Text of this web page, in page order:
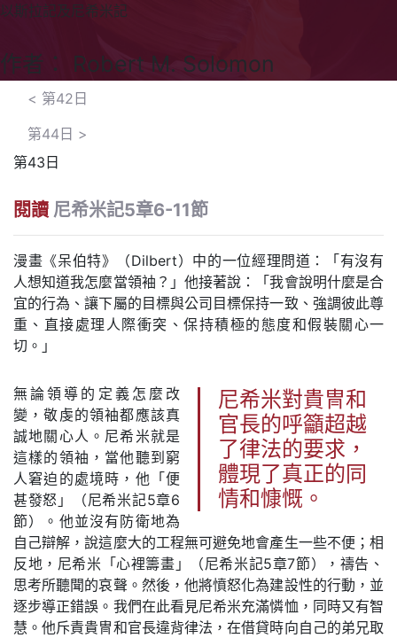
以斯拉記及尼希米記
作者： Robert M. Solomon
< 第42日
第44日 >
第43日
閱讀 尼希米記5章6-11節
漫畫《呆伯特》（Dilbert）中的一位經理問道：「有沒有
人想知道我怎麼當領袖？」他接著說：「我會說明什麼是合
宜的行為、讓下屬的目標與公司目標保持一致、強調彼此尊
重、直接處理人際衝突、保持積極的態度和假裝關心一
切。」
尼希米對貴冑和
官長的呼籲超越
了律法的要求，
體現了真正的同
情和慷慨。
無論領導的定義怎麼改
變，敬虔的領袖都應該真
誠地關心人。尼希米就是
這樣的領袖，當他聽到窮
人窘迫的處境時，他「便
甚發怒」（尼希米記5章6
節）。他並沒有防衛地為
自己辯解，說這麼大的工程無可避免地會產生一些不便；相
反地，尼希米「心裡籌畫」（尼希米記5章7節），禱告、
思考所聽聞的哀聲。然後，他將憤怒化為建設性的行動，並
逐步導正錯誤。我們在此看見尼希米充滿憐恤，同時又有智
慧。他斥責貴冑和官長違背律法，在借貸時向自己的弟兄取